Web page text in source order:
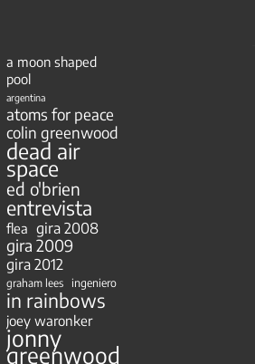
a moon shaped
pool
argentina
atoms for peace
colin greenwood
dead air
space
ed o'brien
entrevista
flea gira 2008
gira 2009
gira 2012
graham lees ingeniero
in rainbows
joey waronker
jonny
greenwood